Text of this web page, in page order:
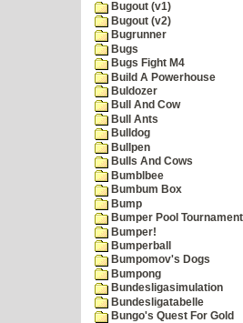
Bugout (v1)
Bugout (v2)
Bugrunner
Bugs
Bugs Fight M4
Build A Powerhouse
Buldozer
Bull And Cow
Bull Ants
Bulldog
Bullpen
Bulls And Cows
Bumblbee
Bumbum Box
Bump
Bumper Pool Tournament
Bumper!
Bumperball
Bumpomov's Dogs
Bumpong
Bundesligasimulation
Bundesligatabelle
Bungo's Quest For Gold